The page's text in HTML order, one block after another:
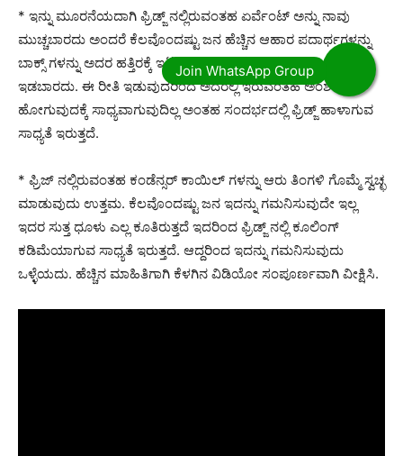
* ಇನ್ನು ಮೂರನೆಯದಾಗಿ ಫ್ರಿಡ್ಜ್ ನಲ್ಲಿರುವಂತಹ ಏರ್ವೆಂಟ್ ಅನ್ನು ನಾವು
ಮುಚ್ಚಬಾರದು ಅಂದರೆ ಕೆಲವೊಂದಷ್ಟು ಜನ ಹೆಚ್ಚಿನ ಆಹಾರ ಪದಾರ್ಥಗಳನ್ನು
ಬಾಕ್ಸ್ ಗಳನ್ನು ಅದರ ಹತ್ತಿರಕ್ಕೆ ಇಟ್ಟು ಮುಚ್ಚಿರುತ್ತಾರೆ ಆದರೆ ಈ ರೀತಿ
ಇಡಬಾರದು. ಈ ರೀತಿ ಇಡುವುದರಿಂದ ಅದರಲ್ಲಿ ಇರುವಂತಹ ಅಂಶ ಆಚೆ
ಹೋಗುವುದಕ್ಕೆ ಸಾಧ್ಯವಾಗುವುದಿಲ್ಲ ಅಂತಹ ಸಂದರ್ಭದಲ್ಲಿ ಫ್ರಿಡ್ಜ್ ಹಾಳಾಗುವ
ಸಾಧ್ಯತೆ ಇರುತ್ತದೆ.
* ಫ್ರಿಜ್ ನಲ್ಲಿರುವಂತಹ ಕಂಡೆನ್ಸರ್ ಕಾಯಿಲ್ ಗಳನ್ನು ಆರು ತಿಂಗಳಿ ಗೊಮ್ಮೆ ಸ್ವಚ್ಛ
ಮಾಡುವುದು ಉತ್ತಮ. ಕೆಲವೊಂದಷ್ಟು ಜನ ಇದನ್ನು ಗಮನಿಸುವುದೇ ಇಲ್ಲ
ಇದರ ಸುತ್ತ ಧೂಳು ಎಲ್ಲ ಕೂತಿರುತ್ತದೆ ಇದರಿಂದ ಫ್ರಿಡ್ಜ್ ನಲ್ಲಿ ಕೂಲಿಂಗ್
ಕಡಿಮೆಯಾಗುವ ಸಾಧ್ಯತೆ ಇರುತ್ತದೆ. ಆದ್ದರಿಂದ ಇದನ್ನು ಗಮನಿಸುವುದು
ಒಳ್ಳೆಯದು. ಹೆಚ್ಚಿನ ಮಾಹಿತಿಗಾಗಿ ಕೆಳಗಿನ ವಿಡಿಯೋ ಸಂಪೂರ್ಣವಾಗಿ ವೀಕ್ಷಿಸಿ.